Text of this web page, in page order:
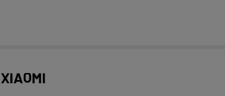
XIAOMI